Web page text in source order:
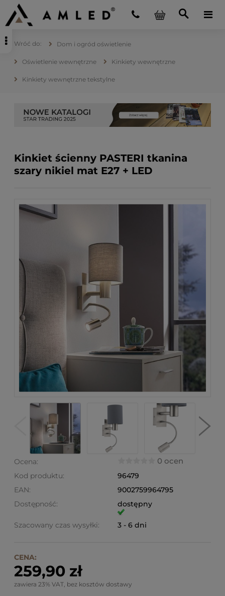
Dom i ogród oświetlenie
Oświetlenie wewnętrzne Kinkiety wewnętrzne
Kinkiety wewnętrzne tekstylne
Kinkiet ścienny PASTERI tkanina
szary nikiel mat E27 + LED
Ocena: 0 ocen
Kod produktu:
96479
EAN:
9002759964795
Dostępność:
dostępny
Szacowany czas wysyłki: 3 - 6 dni
CENA:
259,90 zł
zawiera 23% VAT, bez kosztów dostawy